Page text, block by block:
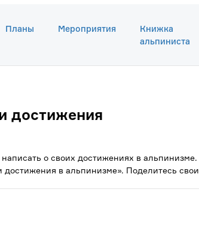
Планы Мероприятия
Книжка
альпиниста
достижения
о своих достижениях в
достижения в альпинизме». Поделитесь